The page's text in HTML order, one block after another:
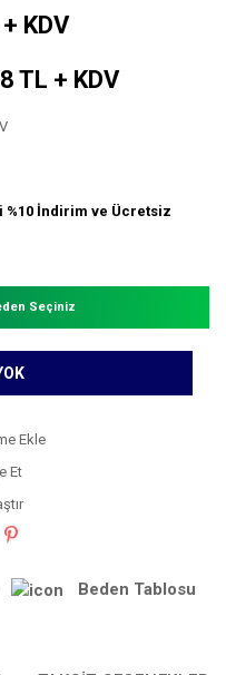
KDV
TL + KDV
%10 İndirim ve Ücretsiz
Seçiniz
Et
Beden Tablosu